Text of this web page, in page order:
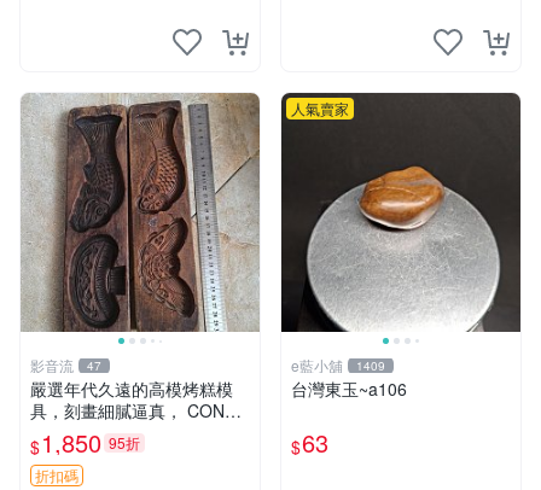
影音流 47
嚴選年代久遠的高模烤糕模
具，刻畫細膩逼真， CONDI
TION 良好，建議購買前詳查
照片。老高模 烤糕模具 刻花
模具
$1,850 95折
折扣碼
人氣賣家
e藍小舖 1409
台灣東玉~a106
$63